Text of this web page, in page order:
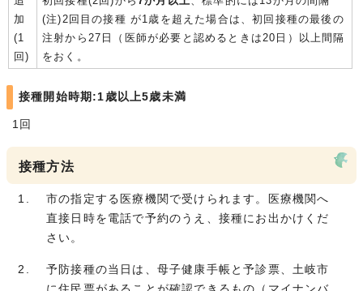
加
(1
回)
(注)2回目の接種 が1歳を超えた場合は、初回接種の最後の
注射から27日（医師が必要と認めるときは20日）以上間隔
をおく。
接種開始時期:1歳以上5歳未満
1回
接種方法
市の指定する医療機関で受けられます。医療機関へ
直接日時を電話で予約のうえ、接種にお出かけくだ
さい。
予防接種の当日は、母子健康手帳と予診票、土岐市